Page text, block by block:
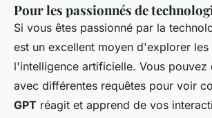
Pour les passionnés de
Si vous êtes passionné par la
est un excellent moyen d'explorer
l'intelligence artificielle. Vous pouvez
avec différentes requêtes pour voir
GPT réagit et apprend de vos